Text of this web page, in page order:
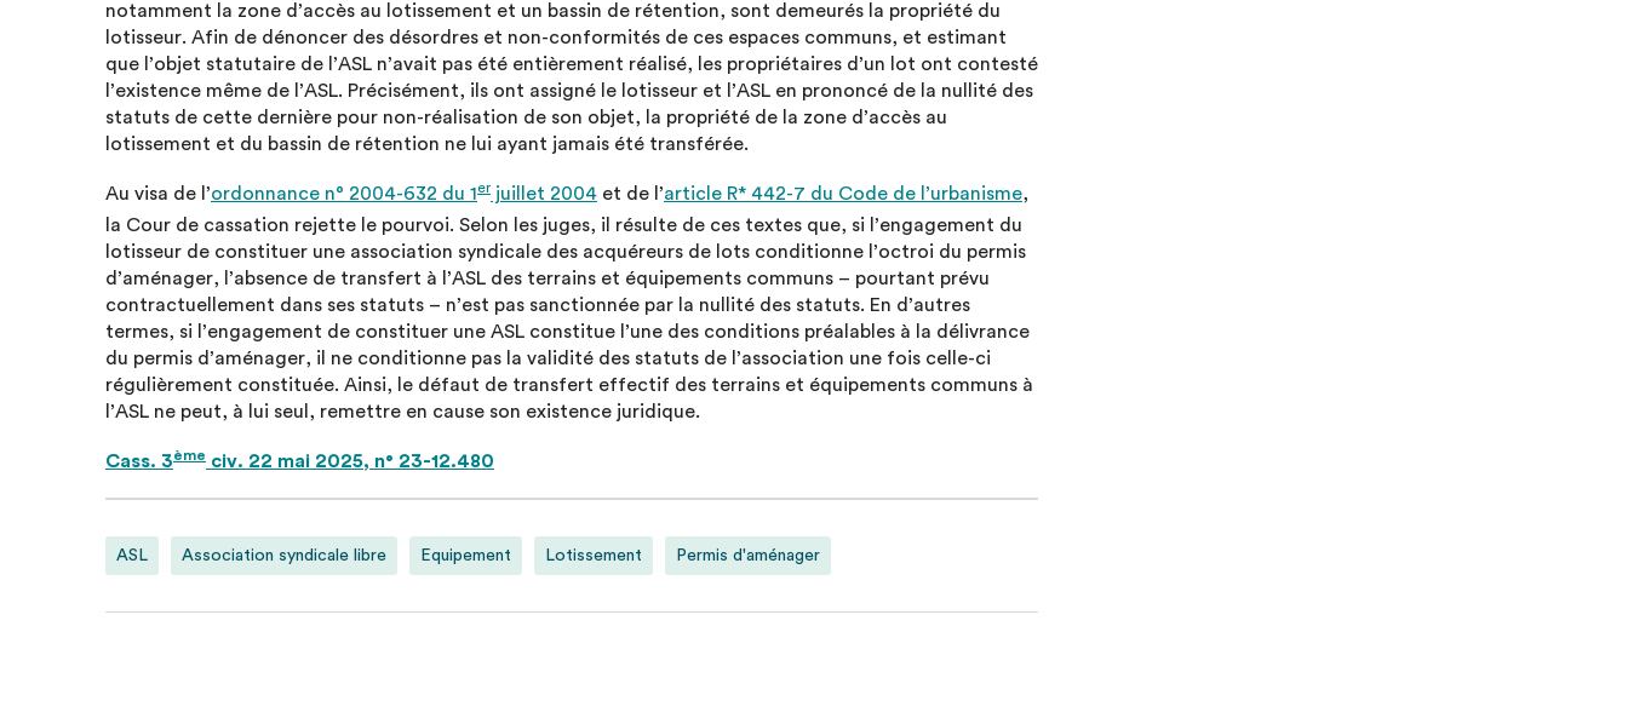
notamment la zone d’accès au lotissement et un bassin de rétention, sont demeurés la propriété du
lotisseur. Afin de dénoncer des désordres et non-conformités de ces espaces communs, et estimant
que l’objet statutaire de l’ASL n’avait pas été entièrement réalisé, les propriétaires d’un lot ont contesté
l’existence même de l’ASL. Précisément, ils ont assigné le lotisseur et l’ASL en prononcé de la nullité des
statuts de cette dernière pour non-réalisation de son objet, la propriété de la zone d’accès au
lotissement et du bassin de rétention ne lui ayant jamais été transférée.
Au visa de l’ordonnance n° 2004-632 du 1er juillet 2004 et de l’article R* 442-7 du Code de l’urbanisme,
la Cour de cassation rejette le pourvoi. Selon les juges, il résulte de ces textes que, si l’engagement du
lotisseur de constituer une association syndicale des acquéreurs de lots conditionne l’octroi du permis
d’aménager, l’absence de transfert à l’ASL des terrains et équipements communs – pourtant prévu
contractuellement dans ses statuts – n’est pas sanctionnée par la nullité des statuts. En d’autres
termes, si l’engagement de constituer une ASL constitue l’une des conditions préalables à la délivrance
du permis d’aménager, il ne conditionne pas la validité des statuts de l’association une fois celle-ci
régulièrement constituée. Ainsi, le défaut de transfert effectif des terrains et équipements communs à
l’ASL ne peut, à lui seul, remettre en cause son existence juridique.
Cass. 3ème civ. 22 mai 2025, n° 23-12.480
ASL Association syndicale libre Equipement Lotissement Permis d'aménager